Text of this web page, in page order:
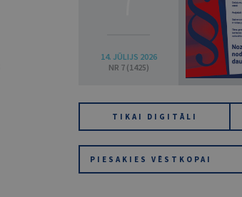
14. JŪLIJS 2026
NR 7 (1425)
TIKAI DIGITĀLI
PIESAKIES VĒSTKOPAI